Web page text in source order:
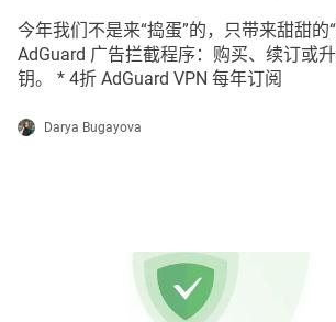
今年我们不是来“捣蛋”的，只带来甜甜的
AdGuard 广告拦截程序：购买、续订或
钥。 * 4折 AdGuard VPN 每年订阅
Darya Bugayova